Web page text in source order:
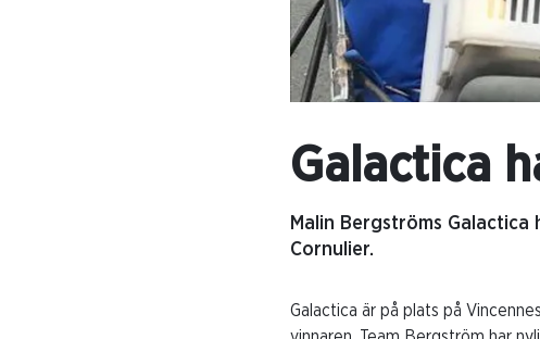
Galactica
Malin Bergströms
Cornulier.
Galactica är på plats på